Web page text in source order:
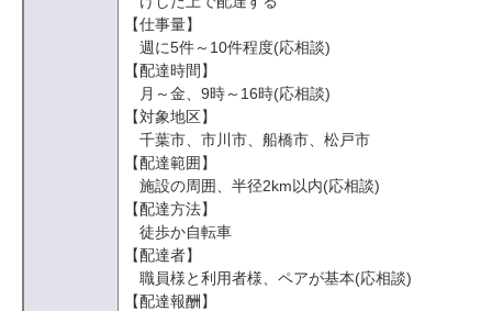
【仕事量】
週に5件～10件程度(応相談)
【配達時間】
月～金、9時～16時(応相談)
【対象地区】
千葉市、市川市、船橋市、松戸市
【配達範囲】
施設の周囲、半径2km以内(応相談)
【配達方法】
徒歩か自転車
【配達者】
職員様と利用者様、ペアが基本(応相談)
【配達報酬】